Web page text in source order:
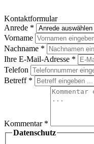
Kontaktformular
Anrede *
Vorname
Nachname *
Ihre E-Mail-Adresse *
Telefon
Betreff *
Kommentar *
Datenschutz